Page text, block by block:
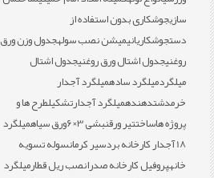
سازیجوشکاری بدون استفاده از
دستجوشکاریانیمیشن نصب سولهجدول وزن ورق
روغنیجدول اشتال ورق روغنیجدول اشتال
میلگردمیلگرد سادهمیلگرد آجدار
خرمدشتدهندهمیلگرد آجدارتشکیلطرح ها و
پروژه هاساختتیر ورقنبشی 3×6 ورق سیاهمیلگرد
18 آجدار کارخانه بردسیر کرمان
سوله تسویه
خانهپروفیل کارخانه صدرانصب ریل قطارمیلگرد